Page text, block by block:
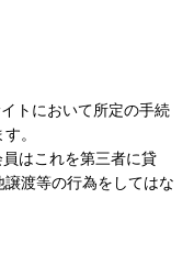
トにおいて所定の手続
。
はこれを第三者に貸
渡等の行為をしてはな